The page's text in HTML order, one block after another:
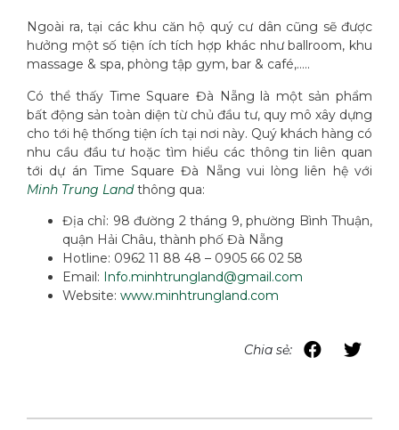
Ngoài ra, tại các khu căn hộ quý cư dân cũng sẽ được
hưởng một số tiện ích tích hợp khác như ballroom, khu
massage & spa, phòng tập gym, bar & café,…..
Có thể thấy Time Square Đà Nẵng là một sản phẩm
bất động sản toàn diện từ chủ đầu tư, quy mô xây dựng
cho tới hệ thống tiện ích tại nơi này. Quý khách hàng có
nhu cầu đầu tư hoặc tìm hiểu các thông tin liên quan
tới dự án Time Square Đà Nẵng vui lòng liên hệ với
Minh Trung Landthông qua:
Địa chỉ: 98 đường 2 tháng 9, phường Bình Thuận,
quận Hải Châu, thành phố Đà Nẵng
Hotline: 0962 11 88 48 – 0905 66 02 58
Email: Info.minhtrungland@gmail.com
Website: www.minhtrungland.com
Chia sẻ: